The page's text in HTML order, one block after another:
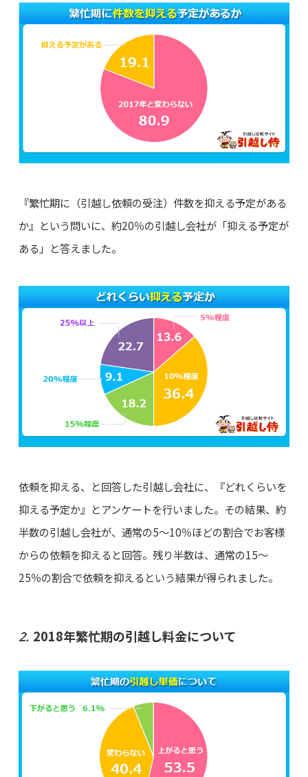
『繁忙期に（引越し依頼の受注）件数を抑える予定がある
か』という問いに、約20％の引越し会社が「抑える予定が
ある」と答えました。
依頼を抑える、と回答した引越し会社に、『どれくらいを
抑える予定か』とアンケートを行いました。その結果、約
半数の引越し会社が、通常の5～10％ほどの割合でお客様
からの依頼を抑えると回答。残り半数は、通常の15～
25％の割合で依頼を抑えるという結果が得られました。
2018年繁忙期の引越し料金について